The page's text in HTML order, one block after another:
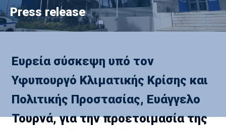
Press release
Ευρεία σύσκεψη υπό τον
Υφυπουργό Κλιματικής Κρίσης και
Πολιτικής Προστασίας, Ευάγγελο
Τουρνά, για την προετοιμασία της